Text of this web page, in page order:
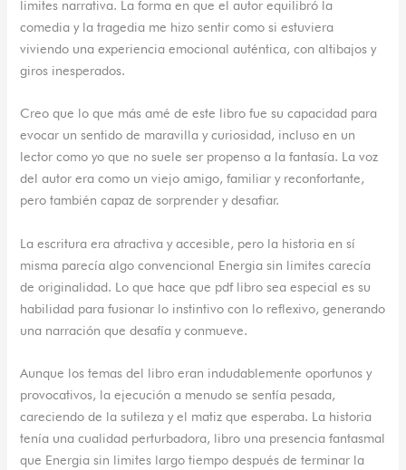
limites narrativa. La forma en que el autor equilibró la
comedia y la tragedia me hizo sentir como si estuviera
viviendo una experiencia emocional auténtica, con altibajos y
giros inesperados.
Creo que lo que más amé de este libro fue su capacidad para
evocar un sentido de maravilla y curiosidad, incluso en un
lector como yo que no suele ser propenso a la fantasía. La voz
del autor era como un viejo amigo, familiar y reconfortante,
pero también capaz de sorprender y desafiar.
La escritura era atractiva y accesible, pero la historia en sí
misma parecía algo convencional Energia sin limites carecía
de originalidad. Lo que hace que pdf libro sea especial es su
habilidad para fusionar lo instintivo con lo reflexivo, generando
una narración que desafía y conmueve.
Aunque los temas del libro eran indudablemente oportunos y
provocativos, la ejecución a menudo se sentía pesada,
careciendo de la sutileza y el matiz que esperaba. La historia
tenía una cualidad perturbadora, libro una presencia fantasmal
que Energia sin limites largo tiempo después de terminar la